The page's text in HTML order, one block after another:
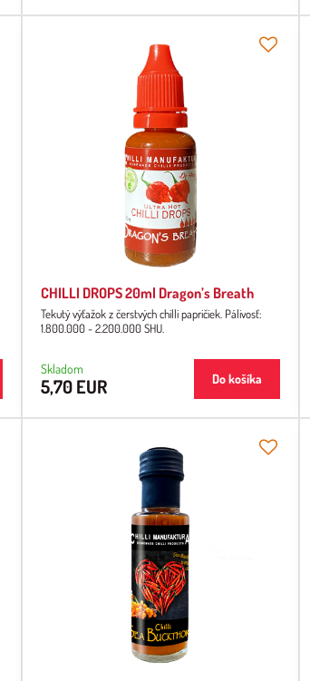
CHILLI DROPS 20ml Dragon’s Breath
Tekutý výťažok z čerstvých chilli papričiek. Pálivosť:
1.800.000 - 2.200.000 SHU.
Skladom
5,70 EUR Do košíka